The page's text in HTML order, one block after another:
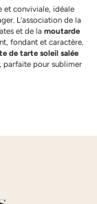
et conviviale, idéale
L’association de la
et de la moutarde
fondant et caractère.
de tarte soleil salée
parfaite pour sublimer